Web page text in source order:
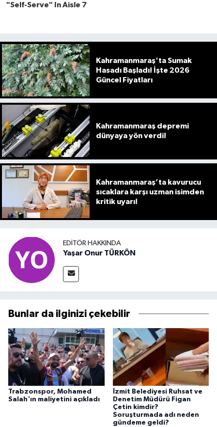
Kahramanmaraş'ta Sumak
Hasadı Başladı! İşte 2026
Güncel Fiyatları
Kahramanmaraş depremi
dünyaya yön verdi!
Kahramanmaraş’ta kavurucu
sıcaklara karşı uzman isimden
kritik uyarı!
EDITÖR HAKKINDA
Yaşar Onur TÜRKÖN
Bunlar da ilginizi çekebilir
Trabzonspor, Mohamed
Salah'ın maliyetini açıkladı
İzmit Belediyesi Ruhsat ve
Denetim Müdürü Figan
Çetin kimdir?
Soruşturmada adı neden
gündeme geldi?